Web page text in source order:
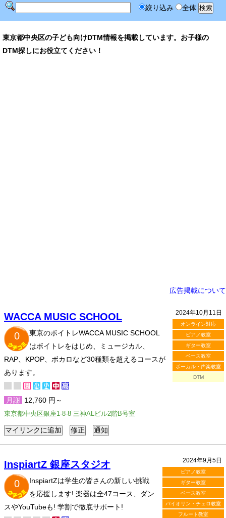
絞り込み 全体
東京都中央区の子ども向けDTM情報を掲載しています。お子様の
DTM探しにお役立てください！
広告掲載について
2024年10月11日
オンライン対応
ピアノ教室
ギター教室
ベース教室
ボーカル・声楽教室
DTM
WACCA MUSIC SCHOOL
0
東京のボイトレWACCA MUSIC SCHOOL
はボイトレをはじめ、ミュージカル、
RAP、KPOP、ボカロなど30種類を超えるコースが
あります。
月謝 12,760 円～
東京都中央区銀座1-8-8 三神ALビル2階B号室
2024年9月5日
ピアノ教室
ギター教室
ベース教室
バイオリン・チェロ教室
フルート教室
InspiartZ 銀座スタジオ
0
InspiartZは学生の皆さんの新しい挑戦
を応援します! 楽器は全47コース、ダン
スやYouTubeも! 学割で徹底サポート!